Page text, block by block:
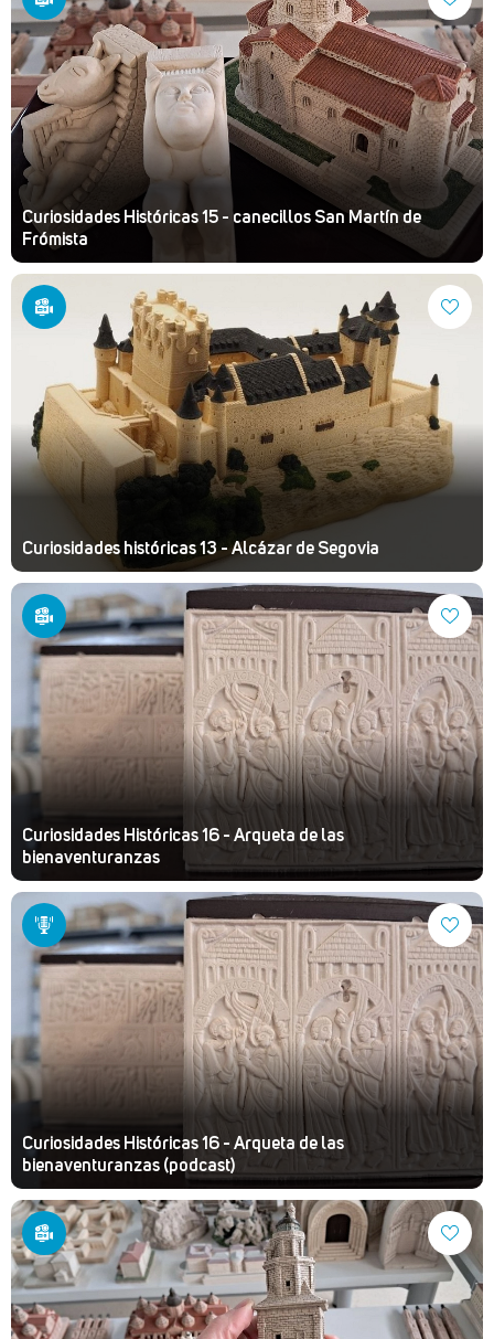
Curiosidades Históricas 15 - canecillos San Martín de
Frómista
Curiosidades históricas 13 - Alcázar de Segovia
Curiosidades Históricas 16 - Arqueta de las
bienaventuranzas
Curiosidades Históricas 16 - Arqueta de las
bienaventuranzas (podcast)